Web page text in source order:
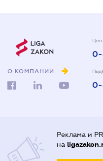
О КОМПАНИИ
0-
0-
Реклама и PR
на